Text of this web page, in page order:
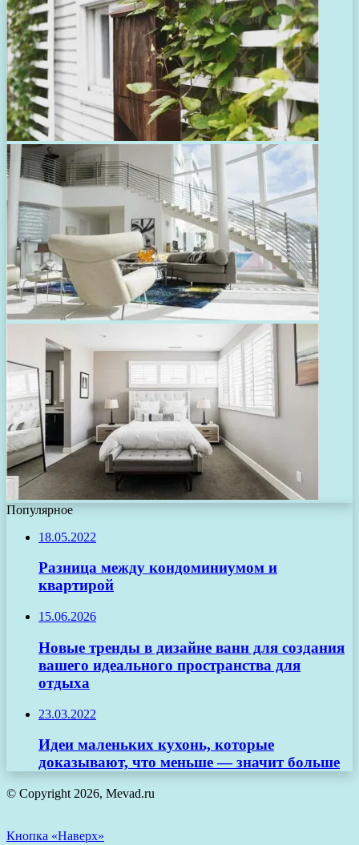
Популярное
18.05.2022
Разница между кондоминиумом и
квартирой
15.06.2026
Новые тренды в дизайне ванн для создания
вашего идеального пространства для
отдыха
23.03.2022
Идеи маленьких кухонь, которые
доказывают, что меньше — значит больше
© Copyright 2026, Mevad.ru
Кнопка «Наверх»